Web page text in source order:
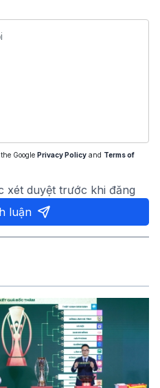
Google Privacy Policy and Terms of
xét duyệt trước khi đăng
luận